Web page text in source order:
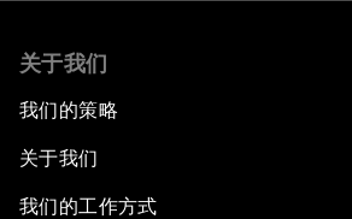
关于我们
我们的策略
关于我们
我们的工作方式